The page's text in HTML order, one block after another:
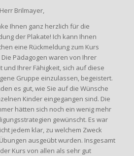
Brilmayer,
Ihnen ganz herzlich für die
der Plakate! Ich kann Ihnen
eine Rückmeldung zum Kurs
Die Pädagogen waren von Ihrer
und Ihrer Fähigkeit, sich auf diese
Gruppe einzulassen, begeistert.
es gut, wie Sie auf die Wünsche
Kinder eingegangen sind. Die
hätten sich noch ein wenig mehr
gewünscht. Es war
jedem klar, zu welchem Zweck
ausgeübt wurden. Insgesamt
Kurs von allen als sehr gut